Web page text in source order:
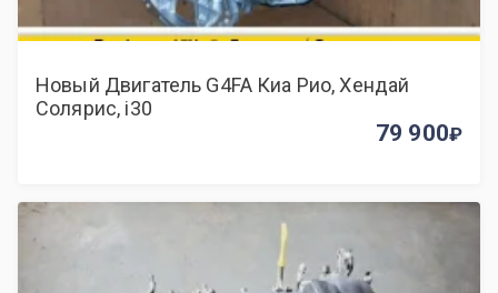
Новый Двигатель G4FA Киа Рио, Хендай
Солярис, i30
79 900